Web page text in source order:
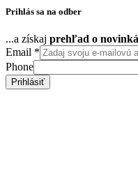
Prihlás sa na odber
...a získaj prehľad o
Email *
Phone
Prihlásiť